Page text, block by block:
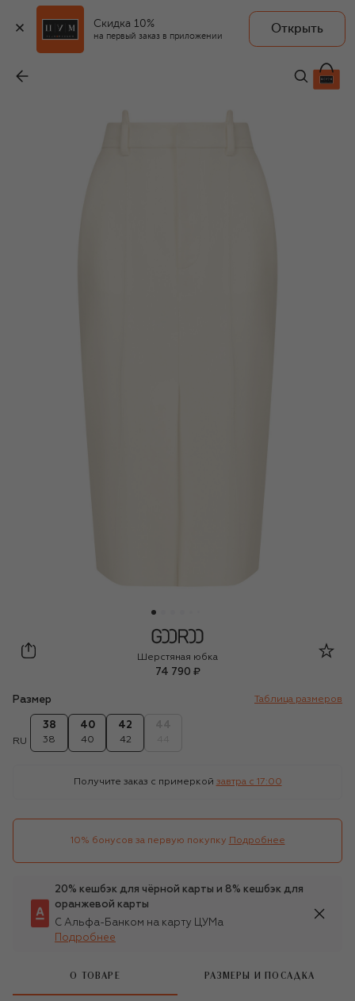
Скидка 10%
на первый заказ в приложении
Открыть
74 790 ₽
Gooroo
Шерстяная юбка
74 790 ₽
Размер Таблица размеров
RU
38
38
40
40
42
42
Получите заказ с примеркой завтра c 17:00
10% бонусов за первую покупку Подробнее
20% кешбэк для чёрной карты и 8% кешбэк для
оранжевой карты
С Альфа-Банком на карту ЦУМа
Подробнее
О ТОВАРЕ РАЗМЕРЫ И ПОСАДКА